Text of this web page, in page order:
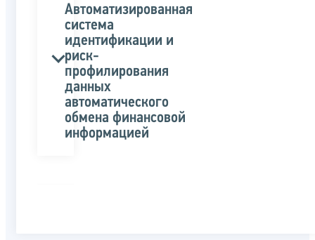
Автоматизированная
система
идентификации и
риск-
профилирования
данных
автоматического
обмена финансовой
информацией